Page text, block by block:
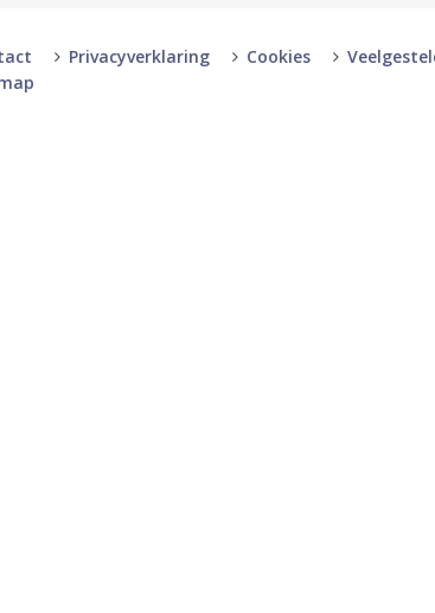
Privacyverklaring Cookies